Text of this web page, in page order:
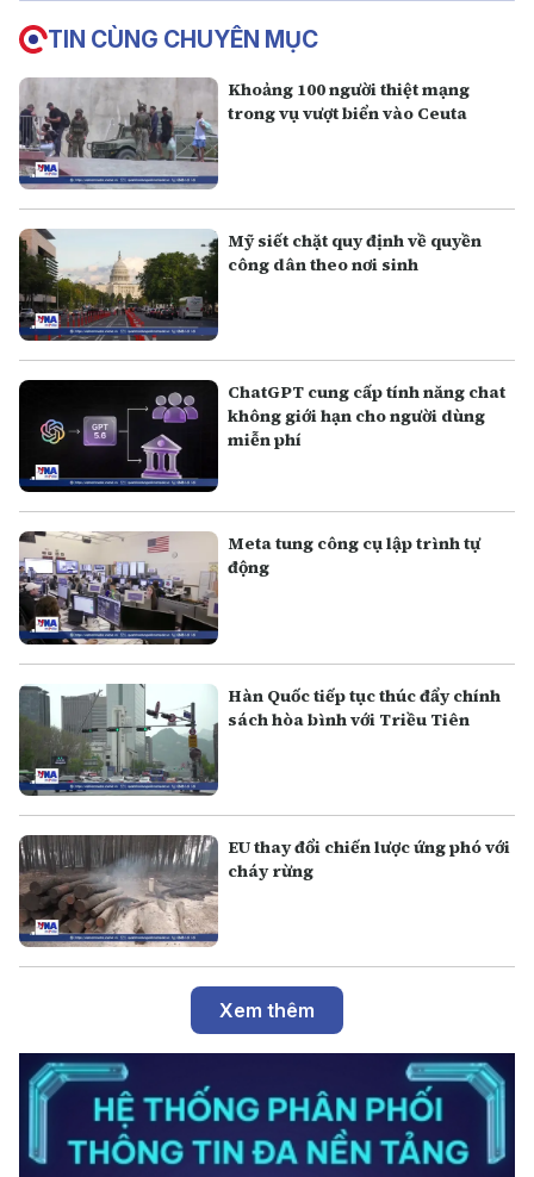
TIN CÙNG CHUYÊN MỤC
Khoảng 100 người thiệt mạng
trong vụ vượt biển vào Ceuta
Mỹ siết chặt quy định về quyền
công dân theo nơi sinh
ChatGPT cung cấp tính năng chat
không giới hạn cho người dùng
miễn phí
Meta tung công cụ lập trình tự
động
Hàn Quốc tiếp tục thúc đẩy chính
sách hòa bình với Triều Tiên
EU thay đổi chiến lược ứng phó với
cháy rừng
Xem thêm